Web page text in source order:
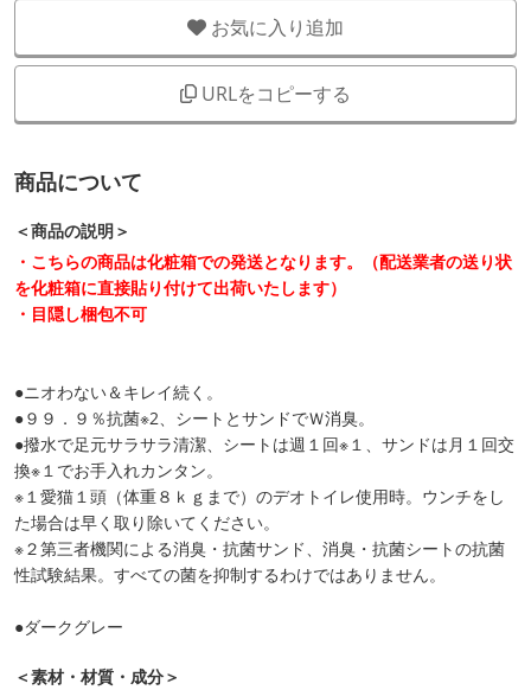
お気に入り追加
URLをコピーする
商品について
＜商品の説明＞
・こちらの商品は化粧箱での発送となります。（配送業者の送り状
を化粧箱に直接貼り付けて出荷いたします）
・目隠し梱包不可
●ニオわない＆キレイ続く。
●９９．９％抗菌※2、シートとサンドでＷ消臭。
●撥水で足元サラサラ清潔、シートは週１回※１、サンドは月１回交
換※１でお手入れカンタン。
※１愛猫１頭（体重８ｋｇまで）のデオトイレ使用時。ウンチをし
た場合は早く取り除いてください。
※２第三者機関による消臭・抗菌サンド、消臭・抗菌シートの抗菌
性試験結果。すべての菌を抑制するわけではありません。
●ダークグレー
＜素材・材質・成分＞